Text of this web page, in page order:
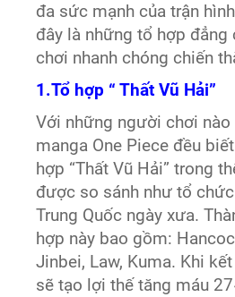
đa sức mạnh của trận
đây là những tổ hợp
chơi nhanh chóng chiến
1.Tổ hợp “ Thất Vũ Hải”
Với những người chơi nào
manga One Piece đều
hợp “Thất Vũ Hải” trong
được so sánh như tổ
Trung Quốc ngày xưa.
hợp này bao gồm:
Jinbei, Law, Kuma. Khi
sẽ tạo lợi thế tăng máu